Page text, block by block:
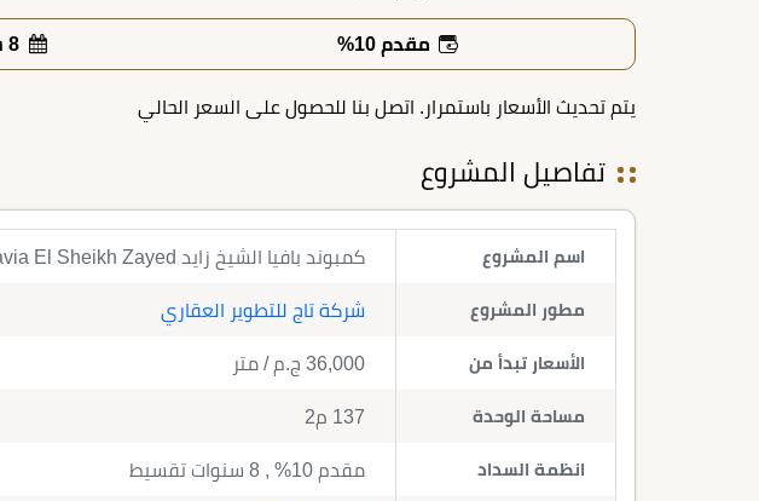
مقدم 10%
يتم تحديث الأسعار باستمرار. اتصل بنا للحصول على السعر الحالي
تفاصيل المشروع
اسم المشروع كمبوند بافيا الشيخ زايد Pavia El Sheikh Zayed مواصفات وأسعار
مطور المشروع شركة تاج للتطوير العقاري
الأسعار تبدأ من 36,000 ج.م / متر
مساحة الوحدة 137 م2
انظمة السداد مقدم 10% , 8 سنوات تقسيط